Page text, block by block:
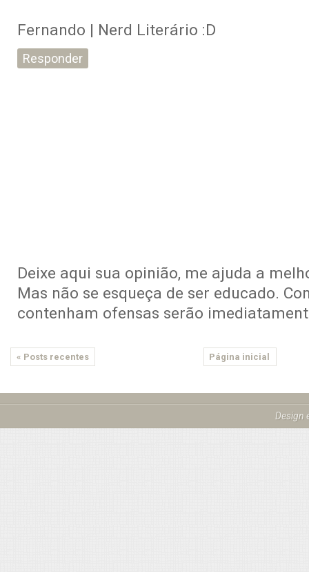
Fernando | Nerd Literário :D
Responder
Deixe aqui sua opinião, me ajuda a
Mas não se esqueça de ser educado.
contenham ofensas serão
« Posts recentes Página inicial
Design